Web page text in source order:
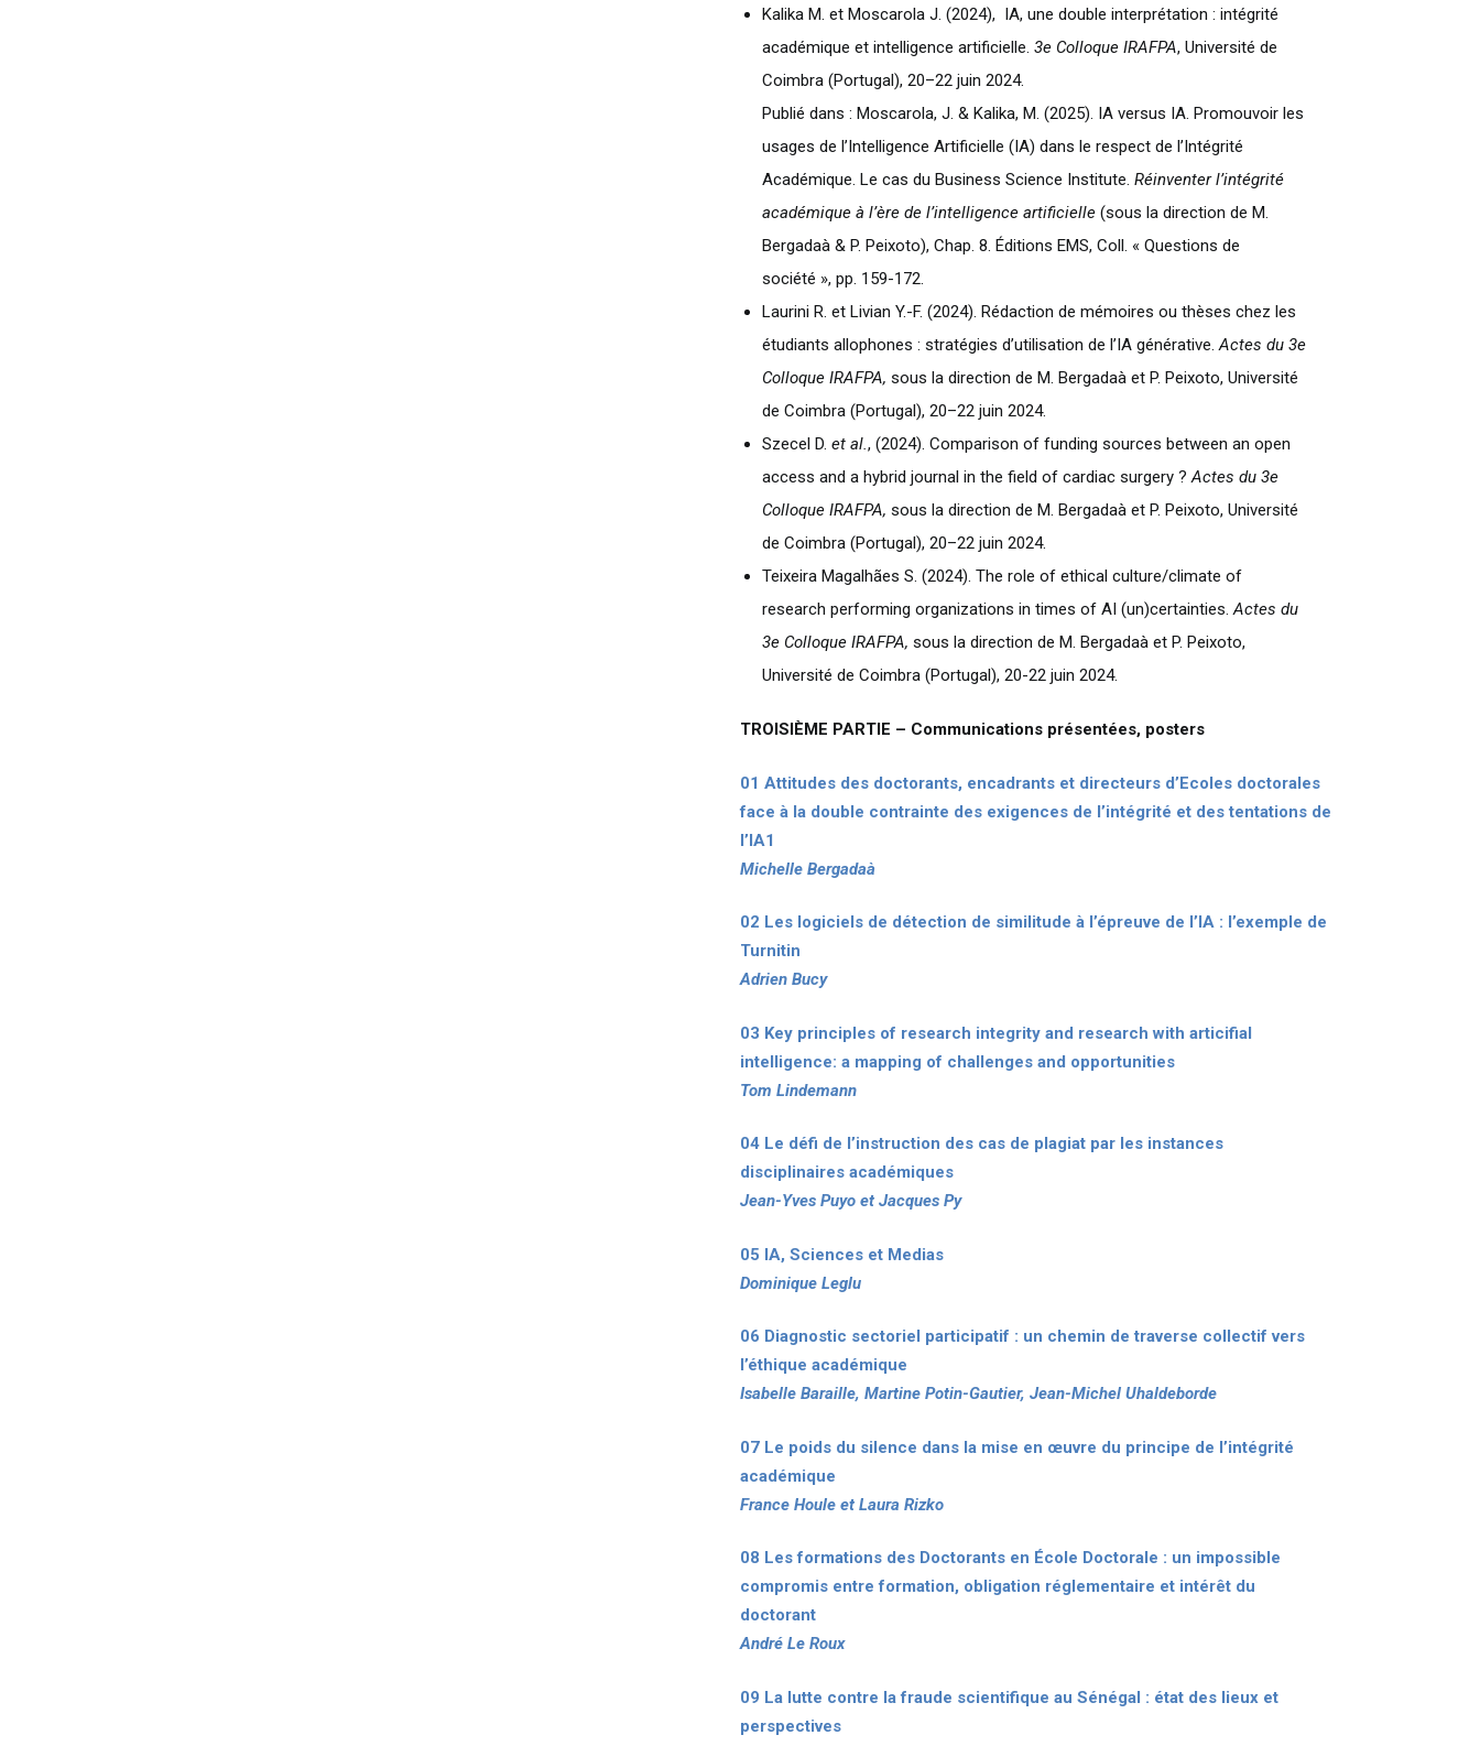
Kalika M. et Moscarola J. (2024), IA, une double interprétation : intégrité
académique et intelligence artificielle. 3e Colloque IRAFPA, Université de
Coimbra (Portugal), 20–22 juin 2024.
Publié dans : Moscarola, J. & Kalika, M. (2025). IA versus IA. Promouvoir les
usages de l’Intelligence Artificielle (IA) dans le respect de l’Intégrité
Académique. Le cas du Business Science Institute. Réinventer l’intégrité
académique à l’ère de l’intelligence artificielle (sous la direction de M.
Bergadaà & P. Peixoto), Chap. 8. Éditions EMS, Coll. « Questions de
société », pp. 159-172.
Laurini R. et Livian Y.-F. (2024). Rédaction de mémoires ou thèses chez les
étudiants allophones : stratégies d’utilisation de l’IA générative.Actes du 3e
Colloque IRAFPA, sous la direction de M. Bergadaà et P. Peixoto, Université
de Coimbra (Portugal), 20–22 juin 2024.
Szecel D. et al., (2024). Comparison of funding sources between an open
access and a hybrid journal in the field of cardiac surgery ?Actes du 3e
Colloque IRAFPA, sous la direction de M. Bergadaà et P. Peixoto, Université
de Coimbra (Portugal), 20–22 juin 2024.
Teixeira Magalhães S. (2024). The role of ethical culture/climate of
research performing organizations in times of AI (un)certainties.Actes du
3e Colloque IRAFPA, sous la direction de M. Bergadaà et P. Peixoto,
Université de Coimbra (Portugal), 20-22 juin 2024.
TROISIÈME PARTIE – Communications présentées, posters
01 Attitudes des doctorants, encadrants et directeurs d’Ecoles doctorales
face à la double contrainte des exigences de l’intégrité et des tentations de
l’IA1
Michelle Bergadaà
02 Les logiciels de détection de similitude à l’épreuve de l’IA : l’exemple de
Turnitin
Adrien Bucy
03 Key principles of research integrity and research with articifial
intelligence: a mapping of challenges and opportunities
Tom Lindemann
04 Le défi de l’instruction des cas de plagiat par les instances
disciplinaires académiques
Jean-Yves Puyo et Jacques Py
05 IA, Sciences et Medias
Dominique Leglu
06 Diagnostic sectoriel participatif : un chemin de traverse collectif vers
l’éthique académique
Isabelle Baraille, Martine Potin-Gautier, Jean-Michel Uhaldeborde
07 Le poids du silence dans la mise en œuvre du principe de l’intégrité
académique
France Houle et Laura Rizko
08 Les formations des Doctorants en École Doctorale : un impossible
compromis entre formation, obligation réglementaire et intérêt du
doctorant
André Le Roux
09 La lutte contre la fraude scientifique au Sénégal : état des lieux et
perspectives